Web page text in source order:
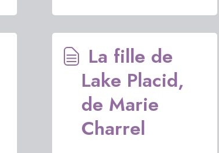
La fille de
Lake Placid,
de Marie
Charrel